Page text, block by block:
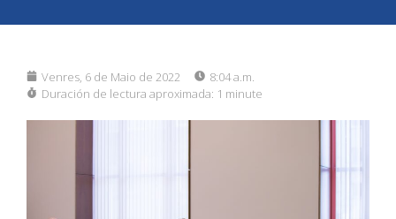
Venres, 6 de Maio de 2022
8:04 a.m.
Duración de lectura aproximada: 1 minute